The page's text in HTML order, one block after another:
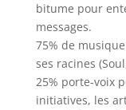
bitume pour
messages.
75% de
ses racines
25% porte-voix
initiatives, les